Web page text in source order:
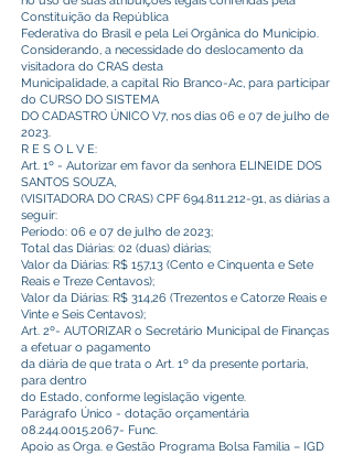
Constituição da República
Federativa do Brasil e pela Lei Orgânica do Município.
Considerando, a necessidade do deslocamento da
visitadora do CRAS desta
Municipalidade, a capital Rio Branco-Ac, para participar
do CURSO DO SISTEMA
DO CADASTRO ÚNICO V7, nos dias 06 e 07 de julho de
2023.
R E S O L V E:
Art. 1º - Autorizar em favor da senhora ELINEIDE DOS
SANTOS SOUZA,
(VISITADORA DO CRAS) CPF 694.811.212-91, as diárias a
seguir:
Período: 06 e 07 de julho de 2023;
Total das Diárias: 02 (duas) diárias;
Valor da Diárias: R$ 157,13 (Cento e Cinquenta e Sete
Reais e Treze Centavos);
Valor da Diárias: R$ 314,26 (Trezentos e Catorze Reais e
Vinte e Seis Centavos);
Art. 2º- AUTORIZAR o Secretário Municipal de Finanças
a efetuar o pagamento
da diária de que trata o Art. 1º da presente portaria,
para dentro
do Estado, conforme legislação vigente.
Parágrafo Único - dotação orçamentária
08.244.0015.2067- Func.
Apoio as Orga. e Gestão Programa Bolsa Familia – IGD